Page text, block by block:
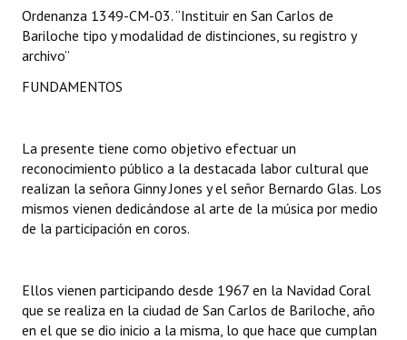
Constitución Provincial
Carta Orgánica 2007
Reglamento Interno
Organigrama
DOCUMENTOS
Proyectos Presentados
Dictámenes Asesoría Letrada
Ordenanza 1349-CM-03. “Instituir en San Carlos de
Bariloche tipo y modalidad de distinciones, su registro y
archivo”
FUNDAMENTOS
La presente tiene como objetivo efectuar un
reconocimiento público a la destacada labor cultural que
realizan la señora Ginny Jones y el señor Bernardo Glas. Los
mismos vienen dedicándose al arte de la música por medio
de la participación en coros.
Ellos vienen participando desde 1967 en la Navidad Coral
que se realiza en la ciudad de San Carlos de Bariloche, año
en el que se dio inicio a la misma, lo que hace que cumplan